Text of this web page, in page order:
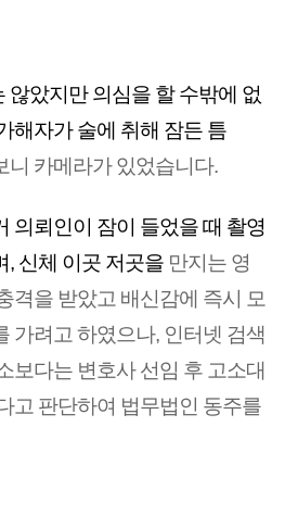
않았지만 의심을 할 수밖에 없
해자가 술에 취해 잠든 틈
니 카메라가 있었습니다.
의뢰인이 잠이 들었을 때 촬영
, 신체 이곳 저곳을 만지는 영
격을 받았고 배신감에 즉시 모
가려고 하였으나, 인터넷 검색
보다는 변호사 선임 후 고소대
고 판단하여 법무법인 동주를